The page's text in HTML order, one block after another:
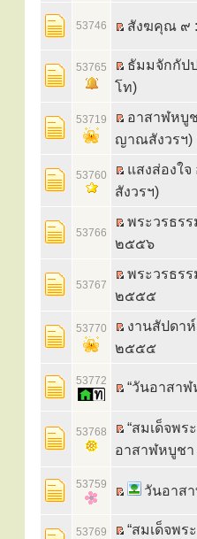
53746 สังฆคุณ ๙
53765
ธัมมจักกัป
โท)
53719
อาสาฬหบู
ญาณสังวรฯ)
53760
แสงส่องใ
สังวรฯ)
53766
พระวรธร
๒๕๕๖
53767
พระวรธร
๒๕๕๕
53770
งานสัปดา
๒๕๕๕
53772 “วันอาสาฬ
53768
“สมเด็จพร
อาสาฬหบูช
53759 วันอาส
53769
“สมเด็จพร